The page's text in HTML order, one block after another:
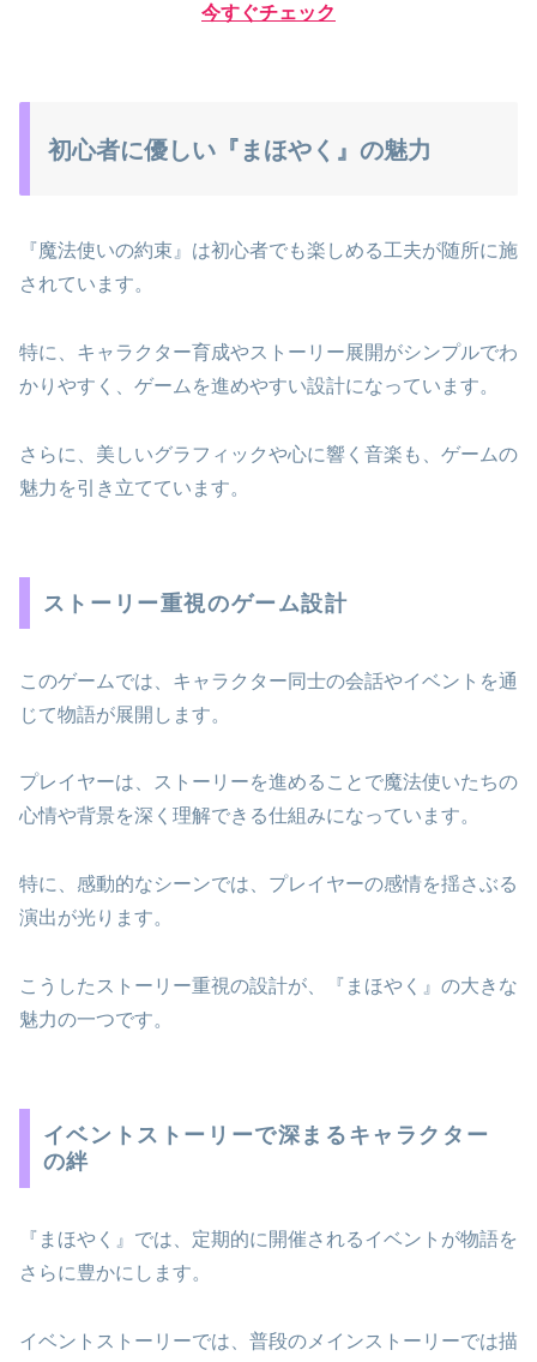
今すぐチェック
初心者に優しい『まほやく』の魅力
『魔法使いの約束』は初心者でも楽しめる工夫が随所に施
されています。
特に、キャラクター育成やストーリー展開がシンプルでわ
かりやすく、ゲームを進めやすい設計になっています。
さらに、美しいグラフィックや心に響く音楽も、ゲームの
魅力を引き立てています。
ストーリー重視のゲーム設計
このゲームでは、キャラクター同士の会話やイベントを通
じて物語が展開します。
プレイヤーは、ストーリーを進めることで魔法使いたちの
心情や背景を深く理解できる仕組みになっています。
特に、感動的なシーンでは、プレイヤーの感情を揺さぶる
演出が光ります。
こうしたストーリー重視の設計が、『まほやく』の大きな
魅力の一つです。
イベントストーリーで深まるキャラクター
の絆
『まほやく』では、定期的に開催されるイベントが物語を
さらに豊かにします。
イベントストーリーでは、普段のメインストーリーでは描